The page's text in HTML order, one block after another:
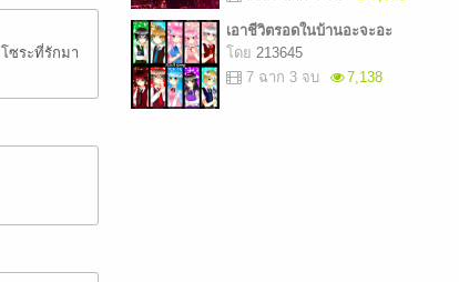
ซระที่รักมา
เอาชีวิตรอดในบ้านอะจะอะ
โดย 213645
7 ฉาก 3 จบ
7,138